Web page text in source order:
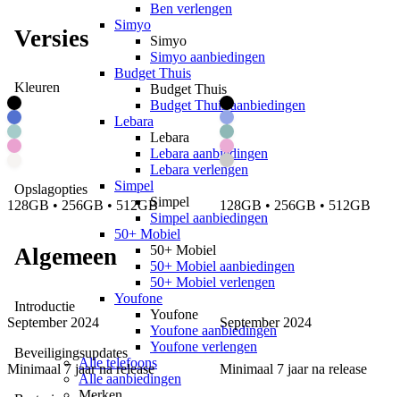
Ben verlengen
Simyo
Simyo
Simyo aanbiedingen
Budget Thuis
Budget Thuis
Budget Thuis aanbiedingen
Lebara
Lebara
Lebara aanbiedingen
Lebara verlengen
Simpel
Simpel
Simpel aanbiedingen
50+ Mobiel
50+ Mobiel
50+ Mobiel aanbiedingen
50+ Mobiel verlengen
Youfone
Youfone
Youfone aanbiedingen
Youfone verlengen
Alle telefoons
Alle aanbiedingen
Versies
Kleuren
Opslagopties
128GB • 256GB • 512GB
128GB • 256GB • 512GB
Algemeen
Introductie
September 2024
September 2024
Beveiligingsupdates
Minimaal 7 jaar na release
Minimaal 7 jaar na release